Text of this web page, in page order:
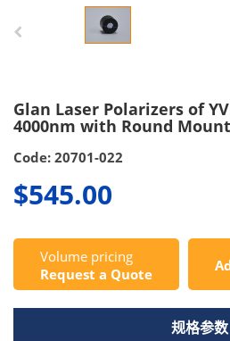
Glan Laser Polarizers of
4000nm with Round Mount
Code: 20701-022
$545.00
Volume pricing
Request a Quote
规格参数